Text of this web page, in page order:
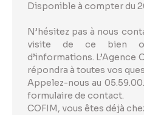
Disponible à compter du
N’hésitez pas à nous
visite de ce bien
d’informations. L’Agence
répondra à toutes vos
Appelez-nous au
formulaire de contact.
COFIM, vous êtes déjà